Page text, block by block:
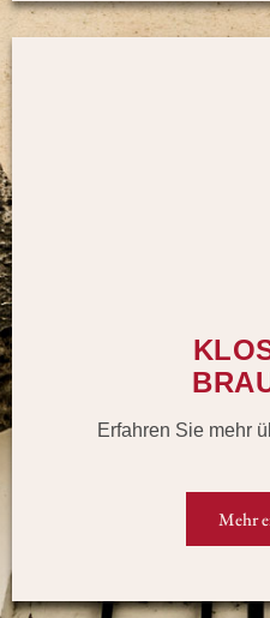
Erfahren Sie mehr
Mehr